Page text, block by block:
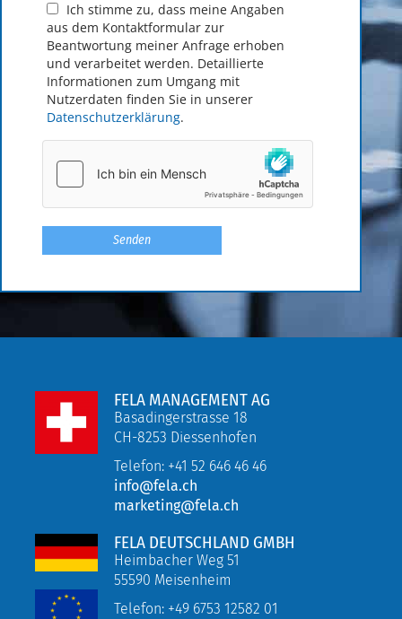
Ich stimme zu, dass meine Angaben
aus dem Kontakt­formular zur
Beantwortung meiner Anfrage erhoben
und verarbeitet werden. Detaillierte
Informationen zum Umgang mit
Nutzerdaten finden Sie in unserer
Datenschutzerklärung.
FELA MANAGEMENT AG
Basadingerstrasse 18
CH-8253 Diessenhofen
Telefon: +41 52 646 46 46
info@fela.ch
marketing@fela.ch
FELA DEUTSCHLAND GMBH
Heimbacher Weg 51
55590 Meisenheim
Telefon: +49 6753 12582 01